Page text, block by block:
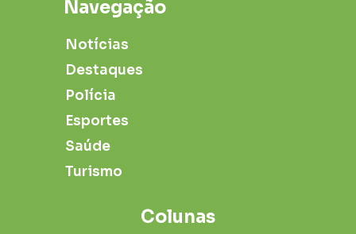
Navegação
Notícias
Destaques
Polícia
Esportes
Saúde
Turismo
Colunas